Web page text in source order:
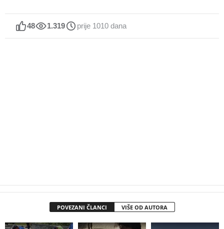
48 1.319 prije 1010 dana
POVEZANI ČLANCI VIŠE OD AUTORA